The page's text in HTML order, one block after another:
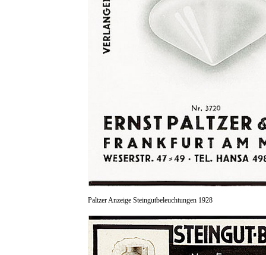
Paltzer Anzeige Steingutbeleuchtungen 1928